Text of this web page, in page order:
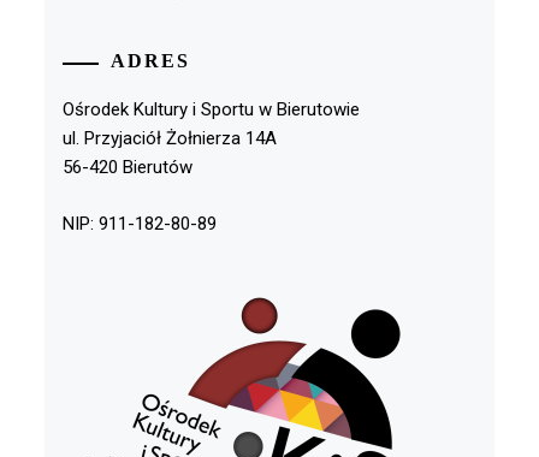
ADRES
Ośrodek Kultury i Sportu w Bierutowie
ul. Przyjaciół Żołnierza 14A
56-420 Bierutów
NIP: 911-182-80-89